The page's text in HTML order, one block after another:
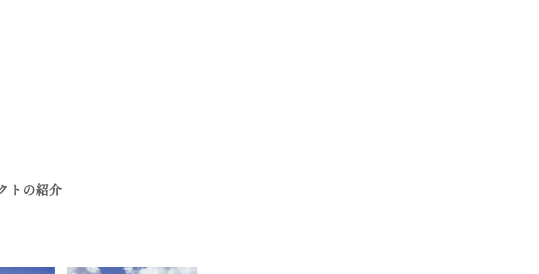
トの紹介